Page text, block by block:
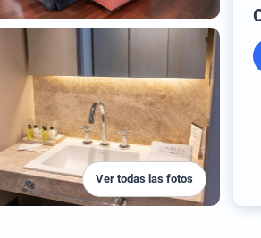
Ver todas las fotos